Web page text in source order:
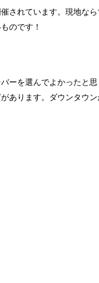
されています。現地な
のです！
ーを選んでよかったと思
あります。ダウンタウ